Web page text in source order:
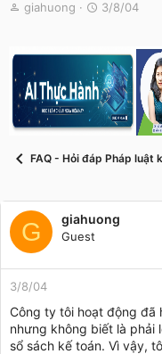
T
e
a
d
s
a
r
giahuong
N
y
g
ử
i
3/8/04
FAQ - Hỏi đáp Pháp luật
G giahuong
Guest
3/8/04
Công ty tôi hoạt động đã
nhưng không biết là phải
sổ sách kế toán. Vì vậy,